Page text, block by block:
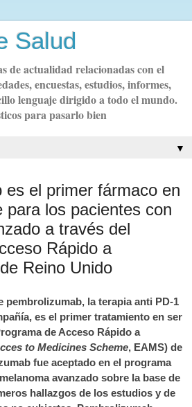
Salud
de actualidad relacionadas con el
encuestas, estudios, informes,
lenguaje dirigido a todo el mundo.
para pasarlo bien
▼
es el primer fármaco en
para los pacientes con
a través del
Rápido a
pembrolizumab, la terapia anti PD-1
es el primer tratamiento en ser
de Acceso Rápido a
to Medicines Scheme, EAMS) de
fue aceptado en el programa
avanzado sobre la base de
hallazgos de los estudios y de